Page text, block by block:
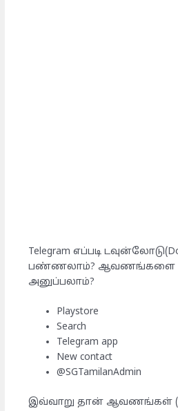
Telegram எப்படி
பண்ணலாம்? ஆவணங்களை
அனுப்பலாம்?
Playstore
Search
Telegram app
New contact
@SGTamilanAdmin
இவ்வாறு தான் ஆவணங்கள்